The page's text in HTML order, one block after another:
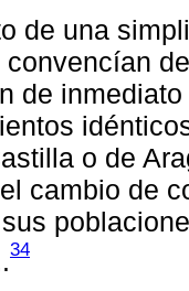
de una
de
o de
cambio de
34